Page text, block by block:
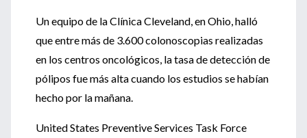
Un equipo de la Clínica Cleveland, en Ohio, halló
que entre más de 3.600 colonoscopias realizadas
en los centros oncológicos, la tasa de detección de
pólipos fue más alta cuando los estudios se habían
hecho por la mañana.
United States Preventive Services Task Force